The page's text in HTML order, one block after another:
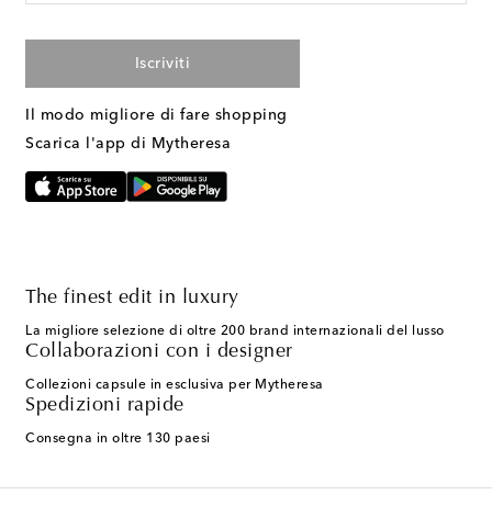
Iscriviti
Il modo migliore di fare shopping
Scarica l'app di Mytheresa
The finest edit in luxury
La migliore selezione di oltre 200 brand internazionali del lusso
Collaborazioni con i designer
Collezioni capsule in esclusiva per Mytheresa
Spedizioni rapide
Consegna in oltre 130 paesi